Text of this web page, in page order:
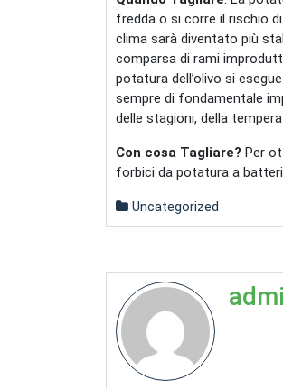
fredda o si corre il rischio
clima sarà diventato più
comparsa di rami
potatura dell’olivo si
sempre di fondamentale
delle stagioni, della
Con cosa Tagliare? Per
forbici da potatura a
Uncategorized